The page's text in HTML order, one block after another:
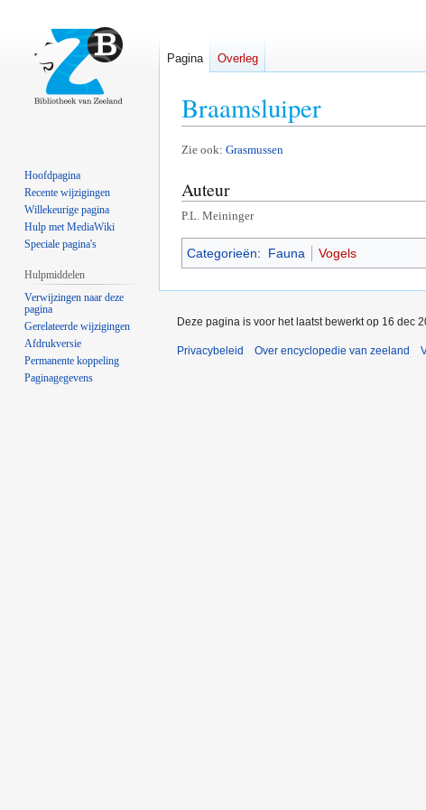
Braamsluiper
Naar
springen
Naar
springen
Zie ook: Grasmussen
Auteur
P.L. Meininger
Categorieën: Fauna Vogels
Pagina Overleg
Hoofdpagina
Recente wijzigingen
Willekeurige pagina
Hulp met MediaWiki
Speciale pagina's
Hulpmiddelen
Verwijzingen naar deze
pagina
Gerelateerde wijzigingen
Afdrukversie
Permanente koppeling
Paginagegevens
Deze pagina is voor het laatst bewerkt op 16 dec
Privacybeleid Over encyclopedie van zeeland